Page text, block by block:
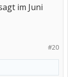
im Juni
#20